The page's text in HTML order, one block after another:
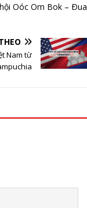
Oóc Om Bok – Ðua
Nam từ